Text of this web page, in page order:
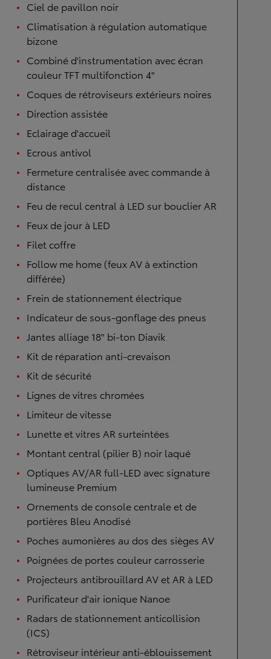
Ciel de pavillon noir
Climatisation à régulation automatique
bizone
Combiné d'instrumentation avec écran
couleur TFT multifonction 4"
Coques de rétroviseurs extérieurs noires
Direction assistée
Eclairage d'accueil
Ecrous antivol
Fermeture centralisée avec commande à
distance
Feu de recul central à LED sur bouclier AR
Feux de jour à LED
Filet coffre
Follow me home (feux AV à extinction
différée)
Frein de stationnement électrique
Indicateur de sous-gonflage des pneus
Jantes alliage 18" bi-ton Diavik
Kit de réparation anti-crevaison
Kit de sécurité
Lignes de vitres chromées
Limiteur de vitesse
Lunette et vitres AR surteintées
Montant central (pilier B) noir laqué
Optiques AV/AR full-LED avec signature
lumineuse Premium
Ornements de console centrale et de
portières Bleu Anodisé
Poches aumonières au dos des sièges AV
Poignées de portes couleur carrosserie
Projecteurs antibrouillard AV et AR à LED
Purificateur d'air ionique Nanoe
Radars de stationnement anticollision
(ICS)
Rétroviseur intérieur anti-éblouissement